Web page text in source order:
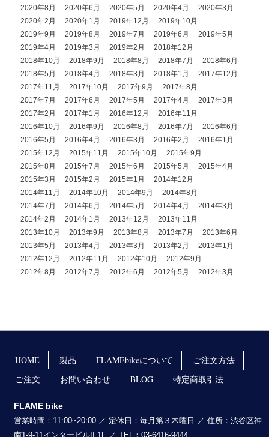
2020年8月
2020年6月 2020年5月 2020年4月
2020年3月
2020年2月
2020年1月 2019年12月
2019年10月
2019年9月
2019年8月 2019年7月 2019年6月
2019年5月
2019年4月
2019年3月 2019年2月
2018年12月
2018年10月
2018年9月 2018年8月 2018年7月
2018年6月
2018年5月
2018年4月 2018年3月 2018年1月
2017年12月
2017年11月
2017年10月 2017年9月
2017年8月
2017年7月
2017年6月 2017年5月 2017年4月
2017年3月
2017年2月
2017年1月 2016年12月
2016年11月
2016年10月
2016年9月 2016年8月 2016年7月
2016年6月
2016年5月
2016年4月 2016年3月 2016年2月
2016年1月
2015年12月
2015年11月 2015年10月
2015年9月
2015年8月
2015年7月 2015年6月 2015年5月
2015年4月
2015年3月
2015年2月 2015年1月
2014年12月
2014年11月
2014年10月 2014年9月
2014年8月
2014年7月
2014年6月 2014年5月 2014年4月
2014年3月
2014年2月
2014年1月 2013年12月
2013年11月
2013年10月
2013年9月 2013年8月 2013年7月
2013年6月
2013年5月
2013年4月 2013年3月 2013年2月
2013年1月
2012年12月
2012年11月 2012年10月
2012年9月
2012年8月
2012年7月 2012年6月 2012年5月 2012年3月
HOME 製品 FLAMEbikeについて
ご注文方法
ご注文
お問い合わせ BLOG 特定商取引法
FLAME bike
営業時間：11:00~20:00 ／ 定休日：毎月第３木曜日 ／ 住所：渋谷区神
南1-9-11インタービルII 1F ／ TEL：03-6416-9444